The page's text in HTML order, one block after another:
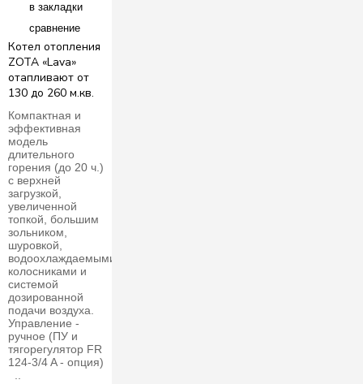
в закладки
сравнение
Котел отопления
ZOTA «Lava»
отапливают от
130 до 260 м.кв.
Компактная и
эффективная
модель
длительного
горения (до 20 ч.)
с верхней
загрузкой,
увеличенной
топкой, большим
зольником,
шуровкой,
водоохлаждаемыми
колосниками и
системой
дозированной
подачи воздуха.
Управление -
ручное (ПУ и
тягорегулятор FR
124-3/4 A - опция)